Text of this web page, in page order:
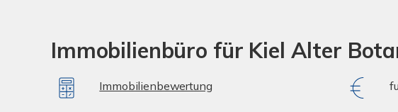
Immobilienbüro für Kiel Alter
Immobilienbewertung